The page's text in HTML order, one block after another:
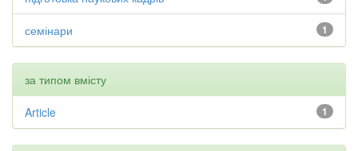
1
семінари
за типом вмісту
1
Article